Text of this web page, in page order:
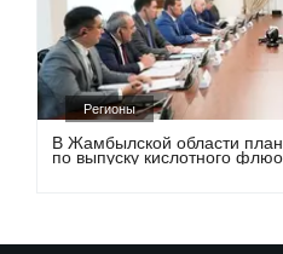
Регионы
В Жамбылской области
по выпуску кислотного